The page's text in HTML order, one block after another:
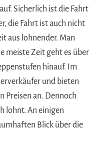
Sicherlich ist die Fahrt
die Fahrt ist auch nicht
aus lohnender. Man
meiste Zeit geht es über
hinauf. Im
und bieten
Preisen an. Dennoch
lohnt. An einigen
Blick über die